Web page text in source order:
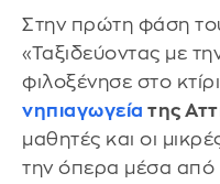
Στην πρώτη φάση
«Ταξιδεύοντας με
φιλοξένησε στο
νηπιαγωγεία της
μαθητές και οι
την όπερα μέσα από